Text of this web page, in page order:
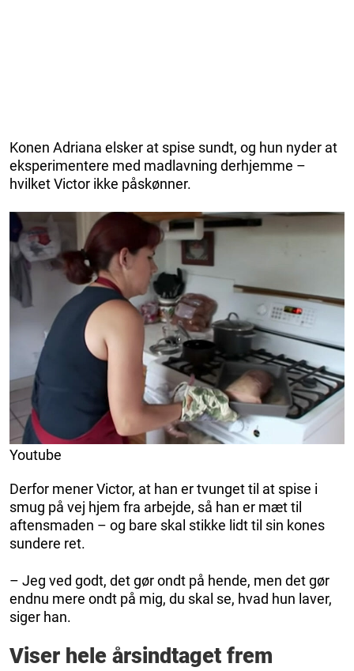
Konen Adriana elsker at spise sundt, og hun nyder at
eksperimentere med madlavning derhjemme –
hvilket Victor ikke påskønner.
Youtube
Derfor mener Victor, at han er tvunget til at spise i
smug på vej hjem fra arbejde, så han er mæt til
aftensmaden – og bare skal stikke lidt til sin kones
sundere ret.
– Jeg ved godt, det gør ondt på hende, men det gør
endnu mere ondt på mig, du skal se, hvad hun laver,
siger han.
Viser hele årsindtaget frem